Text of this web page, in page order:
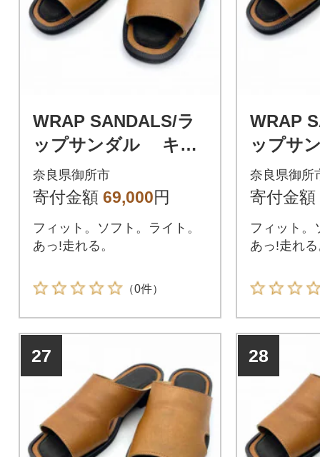
WRAP SANDALS/ラ
ップサンダル キャ
メル×ブラック 23(2
3.0～23.5cm)
奈良県御所市
寄付金額 69,000円
フィット。ソフト。ライト。
あっ!走れる。
（0件）
WRAP
ップサ
メル×
4.0～
奈良県御所
寄付金額
フィット。
あっ!走れ
27 28